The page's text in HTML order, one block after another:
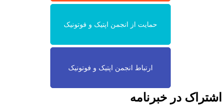
حمایت از انجمن اپتیک و فوتونیک
ارتباط انجمن اپتیک و فوتونیک
در خبرنامه